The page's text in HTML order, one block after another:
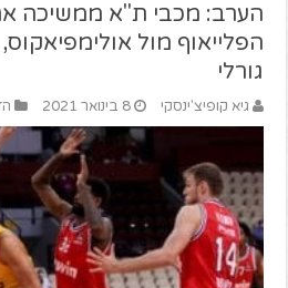
הערב: מכבי ת"א ממשיכה
הפלייאוף מול
גורלי
גיא קופיצ'ינסקי 8 בינואר 2021